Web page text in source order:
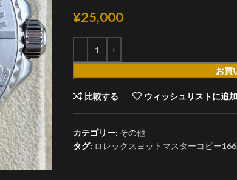
¥25,000
お買
比較する ウィッシュリストに追
カテゴリー: その他
タグ: ロレックスヨットマスターコピー